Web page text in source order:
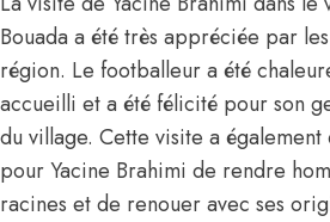
Bouada a été très appréciée par
région. Le footballeur a été
accueilli et a été félicité pour son
du village. Cette visite a également
pour Yacine Brahimi de rendre
racines et de renouer avec ses